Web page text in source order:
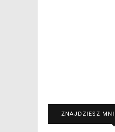
ZNAJDZIESZ